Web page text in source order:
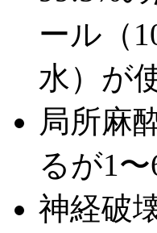
ール（
水）が
局所麻
るが1〜
神経破